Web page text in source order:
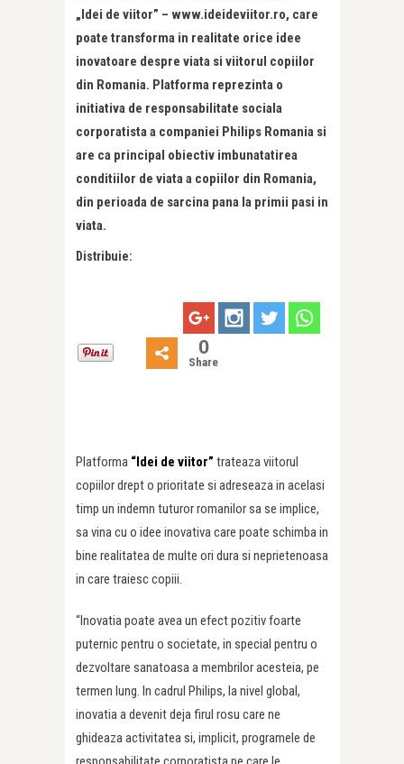
„Idei de viitor” – www.ideideviitor.ro, care
poate transforma in realitate orice idee
inovatoare despre viata si viitorul copiilor
din Romania. Platforma reprezinta o
initiativa de responsabilitate sociala
corporatista a companiei Philips Romania si
are ca principal obiectiv imbunatatirea
conditiilor de viata a copiilor din Romania,
din perioada de sarcina pana la primii pasi in
viata.
Distribuie:
0
Share
Platforma “Idei de viitor” trateaza viitorul
copiilor drept o prioritate si adreseaza in acelasi
timp un indemn tuturor romanilor sa se implice,
sa vina cu o idee inovativa care poate schimba in
bine realitatea de multe ori dura si neprietenoasa
in care traiesc copiii.
“Inovatia poate avea un efect pozitiv foarte
puternic pentru o societate, in special pentru o
dezvoltare sanatoasa a membrilor acesteia, pe
termen lung. In cadrul Philips, la nivel global,
inovatia a devenit deja firul rosu care ne
ghideaza activitatea si, implicit, programele de